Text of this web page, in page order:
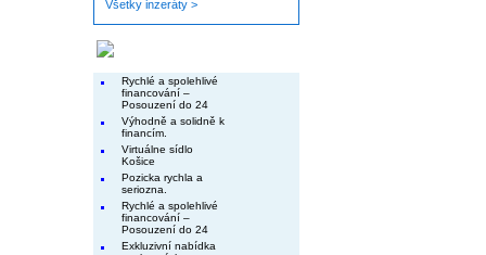
Všetky inzeráty >
Rychlé a spolehlivé
financování –
Posouzení do 24
Výhodně a solidně k
financím.
Virtuálne sídlo
Košice
Pozicka rychla a
seriozna.
Rychlé a spolehlivé
financování –
Posouzení do 24
Exkluzivní nabídka